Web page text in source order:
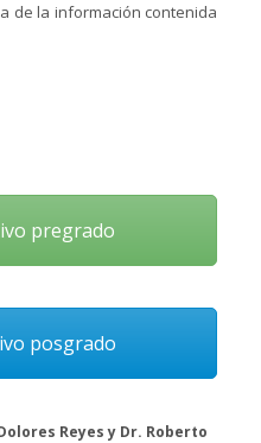
de la información contenida
pregrado
posgrado
Reyes y Dr. Roberto